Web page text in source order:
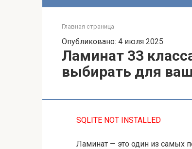
Главная страница
Опубликовано: 4 июля 2025
Ламинат 33
выбирать для
SQLITE NOT INSTALLED
Ламинат — это один из самых